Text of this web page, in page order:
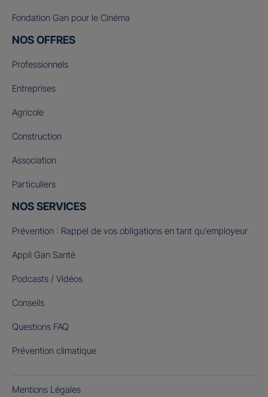
Fondation Gan pour le Cinéma
NOS OFFRES
Professionnels
Entreprises
Agricole
Construction
Association
Particuliers
NOS SERVICES
Prévention : Rappel de vos obligations en tant qu’employeur
Appli Gan Santé
Podcasts / Vidéos
Conseils
Questions FAQ
Prévention climatique
Mentions Légales